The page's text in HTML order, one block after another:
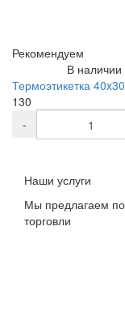
Рекомендуем
В наличии
Термоэтикетка
130
-
Наши услуги
Мы предлагаем
торговли